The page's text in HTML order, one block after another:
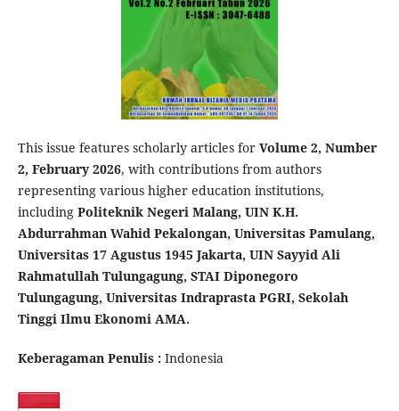
This issue features scholarly articles for Volume 2, Number
2, February 2026, with contributions from authors
representing various higher education institutions,
including Politeknik Negeri Malang, UIN K.H.
Abdurrahman Wahid Pekalongan, Universitas Pamulang,
Universitas 17 Agustus 1945 Jakarta, UIN Sayyid Ali
Rahmatullah Tulungagung, STAI Diponegoro
Tulungagung, Universitas Indraprasta PGRI, Sekolah
Tinggi Ilmu Ekonomi AMA.
Keberagaman Penulis : Indonesia